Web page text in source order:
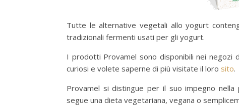
Tutte le alternative vegetali allo yogurt
tradizionali fermenti usati per gli yogurt.
I prodotti Provamel sono disponibili nei negozi
curiosi e volete saperne di più visitate il loro sito.
Provamel si distingue per il suo impegno
segue una dieta vegetariana, vegana o